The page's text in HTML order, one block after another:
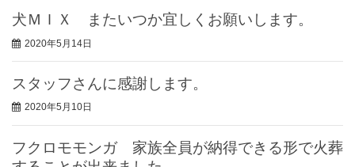
犬ＭＩＸ またいつか宜しくお願いします。
2020年5月14日
スタッフさんに感謝します。
2020年5月10日
フクロモモンガ 家族全員が納得できる形で火葬